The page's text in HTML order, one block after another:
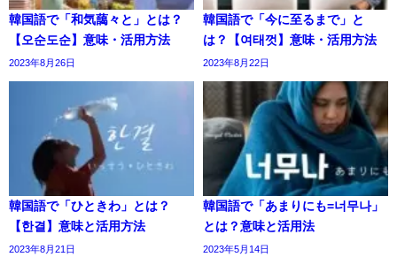
韓国語で「和気藹々と」とは？
【오순도순】意味・活用方法
2023年8月26日
韓国語で「今に至るまで」と
は？【여태껏】意味・活用方法
2023年8月22日
韓国語で「ひときわ」とは？
【한결】意味と活用方法
2023年8月21日
韓国語で「あまりにも=너무나」
とは？意味と活用法
2023年5月14日